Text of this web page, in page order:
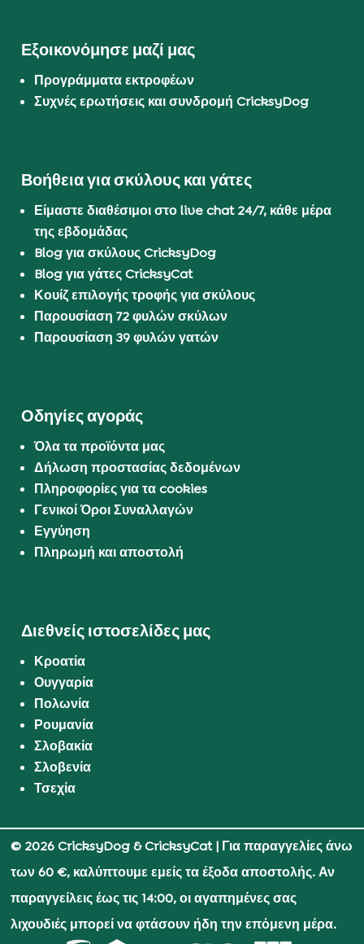
Εξοικονόμησε μαζί μας
Προγράμματα εκτροφέων
Συχνές ερωτήσεις και συνδρομή CricksyDog
Βοήθεια για σκύλους και γάτες
Είμαστε διαθέσιμοι στο live chat 24/7, κάθε μέρα
της εβδομάδας
Blog για σκύλους CricksyDog
Blog για γάτες CricksyCat
Κουίζ επιλογής τροφής για σκύλους
Παρουσίαση 72 φυλών σκύλων
Παρουσίαση 39 φυλών γατών
Οδηγίες αγοράς
Όλα τα προϊόντα μας
Δήλωση προστασίας δεδομένων
Πληροφορίες για τα cookies
Γενικοί Όροι Συναλλαγών
Εγγύηση
Πληρωμή και αποστολή
Διεθνείς ιστοσελίδες μας
Κροατία
Ουγγαρία
Πολωνία
Ρουμανία
Σλοβακία
Σλοβενία
Τσεχία
© 2026 CricksyDog & CricksyCat| Για παραγγελίες άνω
των 60 €, καλύπτουμε εμείς τα έξοδα αποστολής. Αν
παραγγείλεις έως τις 14:00, οι αγαπημένες σας
λιχουδιές μπορεί να φτάσουν ήδη την επόμενη μέρα.